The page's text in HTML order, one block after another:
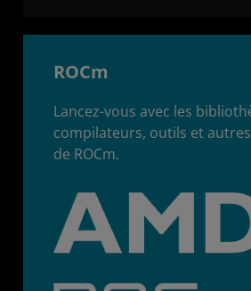
ROCm
Lancez-vous avec les
compilateurs, outils et
de ROCm.